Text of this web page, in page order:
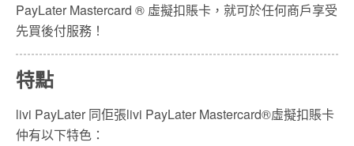
PayLater Mastercard ® 虛擬扣賬卡，就可於任何商戶享受
先買後付服務！
特點
livi PayLater 同佢張livi PayLater Mastercard®虛擬扣賬卡
仲有以下特色：